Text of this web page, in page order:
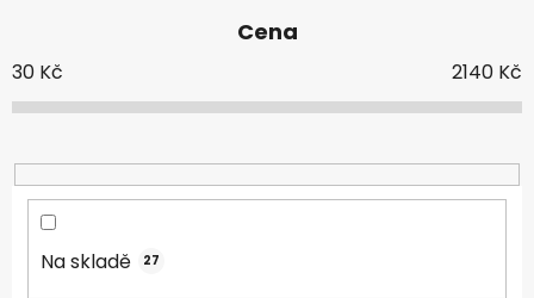
í
p
o
d
Cena
30 Kč 2140 Kč
Na skladě 27